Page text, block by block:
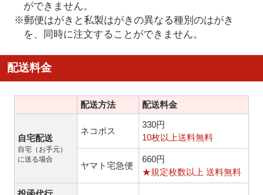
ができません。
※郵便はがきと私製はがきの異なる種別のはがき
を、同時に注文することができません。
配送料金
配送方法 配送料金
自宅配送
自宅（お手元）
に送る場合
ネコポス
330円
10枚以上送料無料
ヤマト宅急便
660円
★規定枚数以上 送料無料